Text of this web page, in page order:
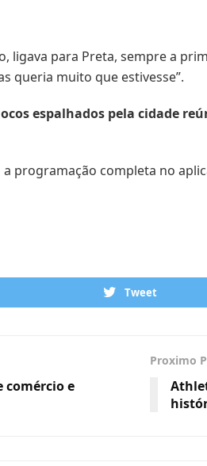
ligava para Preta, sempre a
queria muito que estivesse”.
espalhados pela cidade
programação completa no
Tweet
comércio e
Proximo